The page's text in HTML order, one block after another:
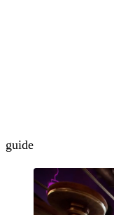
guide